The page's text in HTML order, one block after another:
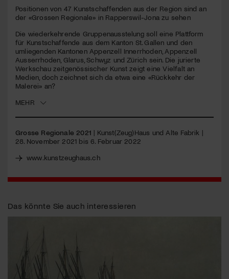
seconds
Positionen von 47 Kunstschaffenden aus der Region sind an
der «Grossen Regionale» in Rapperswil-Jona zu sehen
Die wiederkehrende Gruppenausstelung soll eine Plattform
für Kunstschaffende aus dem Kanton St. Gallen und den
umliegenden Kantonen Appenzell Innerrhoden, Appenzell
Ausserrhoden, Glarus, Schwyz und Zürich sein. Die jurierte
Werkschau zeitgenössischer Kunst zeigt eine Vielfalt an
Medien, doch zeichnet sich da etwa eine «Rückkehr der
Malerei» an?
MEHR
Grosse Regionale 2021 | Kunst(Zeug)Haus und Alte Fabrik |
28. November 2021 bis 6. Februar 2022
www.kunstzeughaus.ch
Das könnte Sie auch interessieren
Jetzt Mitglied werden